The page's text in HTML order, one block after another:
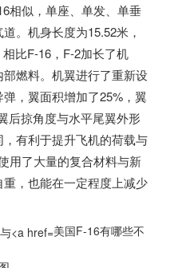
相似，单座、单发、单垂
。机身长度为15.52米，
比F-16，F-2加长了机
燃料。机翼进行了重新设
，翼面积增加了25%，翼
后掠角度与水平尾翼外形
有利于提升飞机的荷载与
用了大量的复合材料与新
，也能在一定程度上减少
美国F-16有哪些不